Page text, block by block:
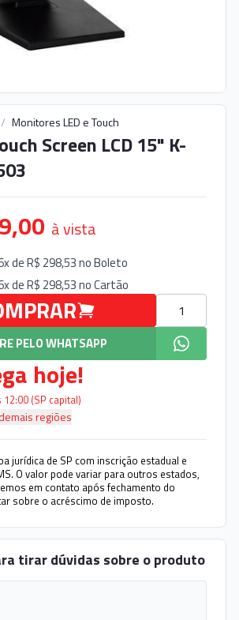
/ Monitores LED e Touch
Screen LCD 15" K-
à vista
de R$ 298,53 noBoleto
de R$ 298,53 noCartão
PELO WHATSAPP
hoje!
(SP capital)
regiões
jurídica de SP com inscrição estadual e
O valor pode variar para outros estados,
em contato após fechamento do
sobre o acréscimo de imposto.
tirar dúvidas sobre o produto